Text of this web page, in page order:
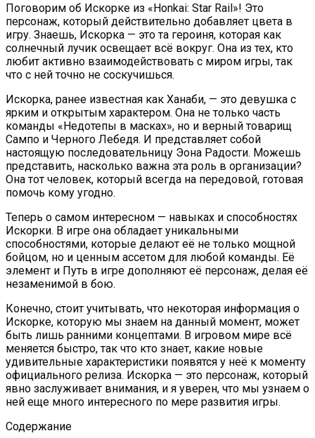
Поговорим об Искорке из «Honkai: Star Rail»! Это
персонаж, который действительно добавляет цвета в
игру. Знаешь, Искорка — это та героиня, которая как
солнечный лучик освещает всё вокруг. Она из тех, кто
любит активно взаимодействовать с миром игры, так
что с ней точно не соскучишься.
Искорка, ранее известная как Ханаби, — это девушка с
ярким и открытым характером. Она не только часть
команды «Недотепы в масках», но и верный товарищ
Сампо и Черного Лебедя. И представляет собой
настоящую последовательницу Эона Радости. Можешь
представить, насколько важна эта роль в организации?
Она тот человек, который всегда на передовой, готовая
помочь кому угодно.
Теперь о самом интересном — навыках и способностях
Искорки. В игре она обладает уникальными
способностями, которые делают её не только мощной
бойцом, но и ценным ассетом для любой команды. Её
элемент и Путь в игре дополняют её персонаж, делая её
незаменимой в бою.
Конечно, стоит учитывать, что некоторая информация о
Искорке, которую мы знаем на данный момент, может
быть лишь ранними концептами. В игровом мире всё
меняется быстро, так что кто знает, какие новые
удивительные характеристики появятся у неё к моменту
официального релиза. Искорка — это персонаж, который
явно заслуживает внимания, и я уверен, что мы узнаем о
ней еще много интересного по мере развития игры.
Содержание